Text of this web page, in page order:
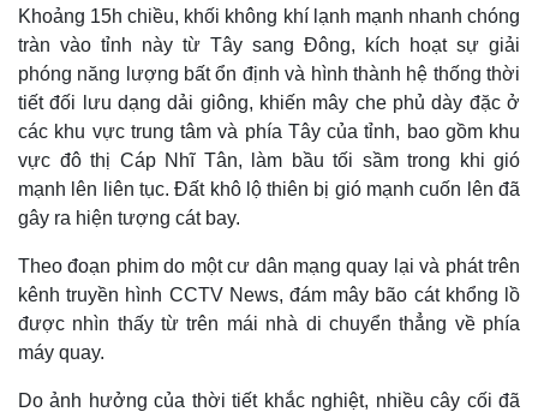
d
.
3
9
%
m
i
n
i
u
r
n
-
i
c
t
u
e
c
e
e
n
Khoảng 15h chiều, khối không khí lạnh mạnh nhanh chóng
tràn vào tỉnh này từ Tây sang Đông, kích hoạt sự giải
phóng năng lượng bất ổn định và hình thành hệ thống thời
tiết đối lưu dạng dải giông, khiến mây che phủ dày đặc ở
các khu vực trung tâm và phía Tây của tỉnh, bao gồm khu
vực đô thị Cáp Nhĩ Tân, làm bầu tối sầm trong khi gió
mạnh lên liên tục. Đất khô lộ thiên bị gió mạnh cuốn lên đã
gây ra hiện tượng cát bay.
Theo đoạn phim do một cư dân mạng quay lại và phát trên
kênh truyền hình CCTV News, đám mây bão cát khổng lồ
được nhìn thấy từ trên mái nhà di chuyển thẳng về phía
máy quay.
Do ảnh hưởng của thời tiết khắc nghiệt, nhiều cây cối đã